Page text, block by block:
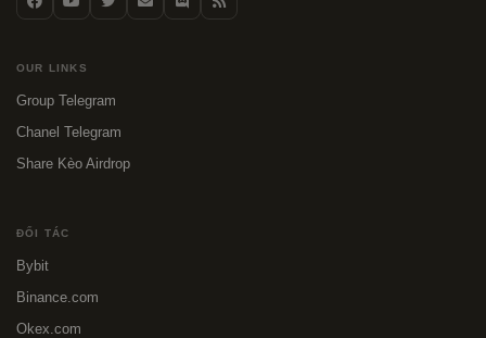
OUR LINKS
Group Telegram
Chanel Telegram
Share Kèo Airdrop
ĐỐI TÁC
Bybit
Binance.com
Okex.com